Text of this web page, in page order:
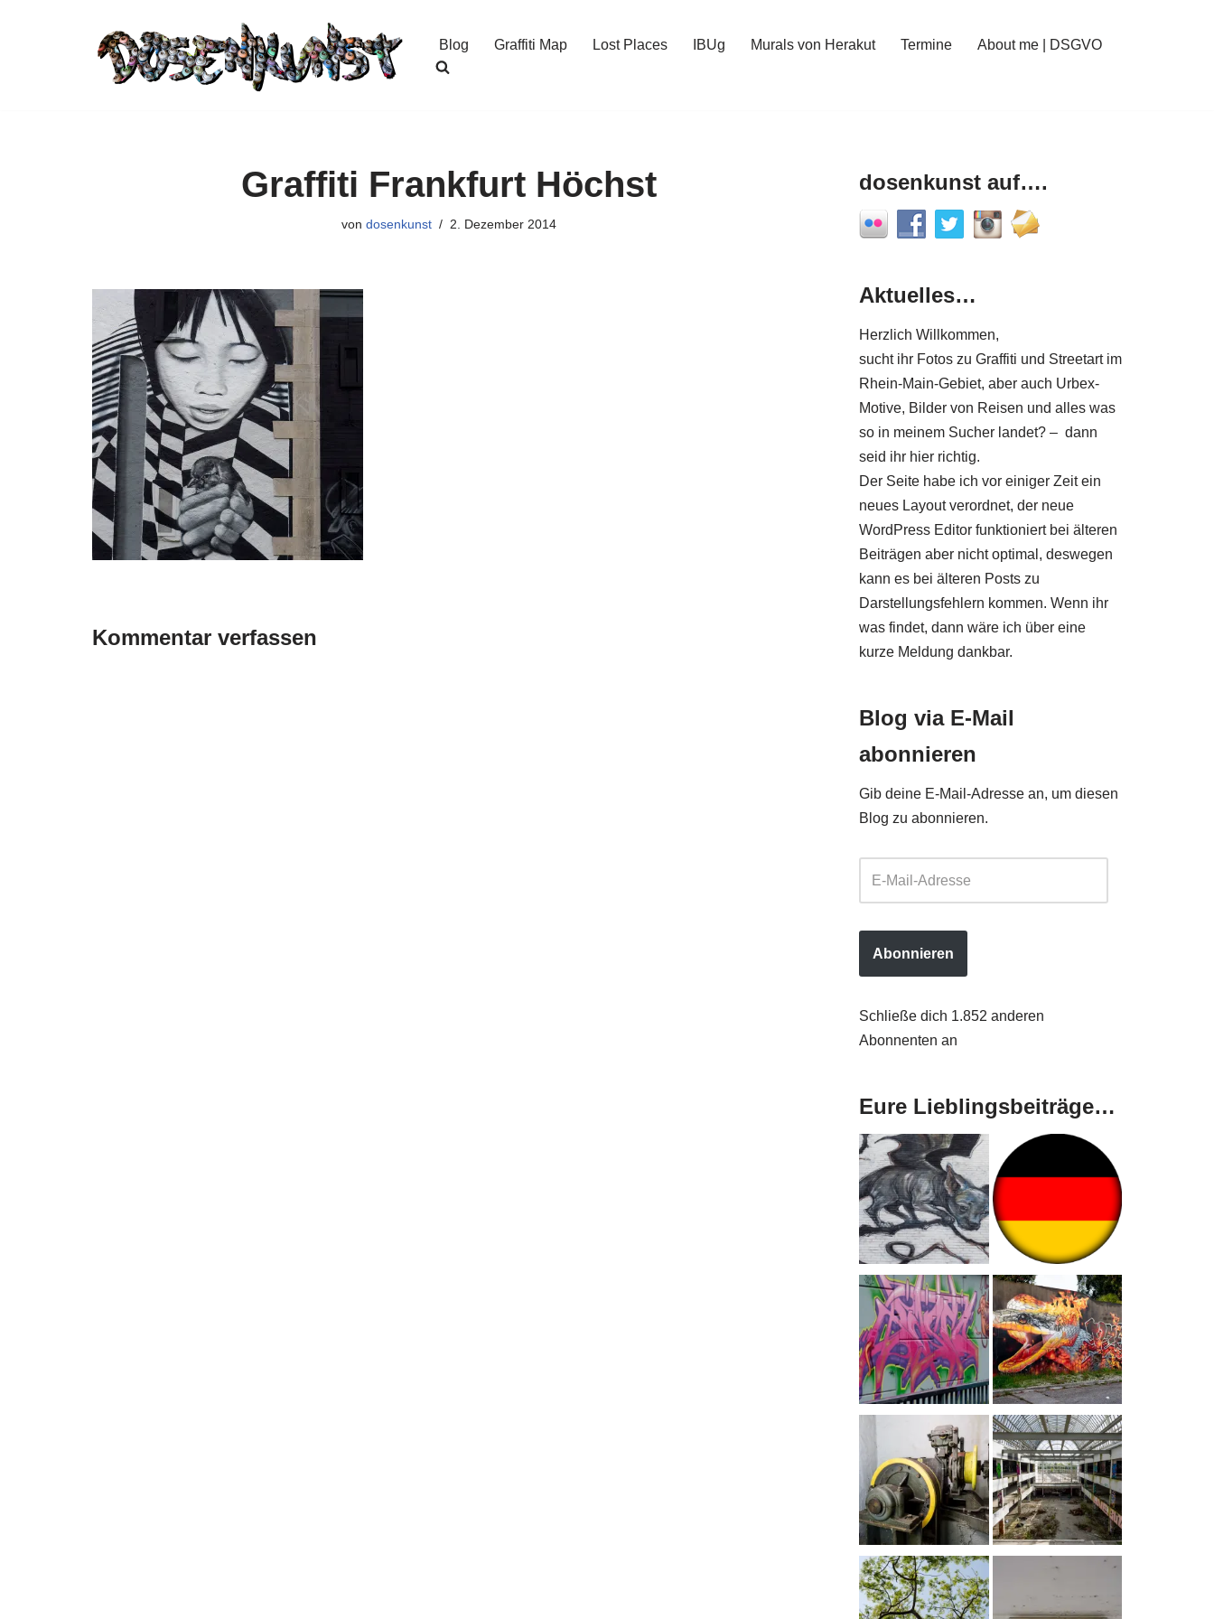
Blog Graffiti Map Lost Places IBUg Murals von Herakut Termine About me | DSGVO
Graffiti Frankfurt Höchst
von dosenkunst 2. Dezember 2014
Kommentar verfassen
dosenkunst auf….
Aktuelles…
Herzlich Willkommen,
sucht ihr Fotos zu Graffiti und Streetart im
Rhein-Main-Gebiet, aber auch Urbex-
Motive, Bilder von Reisen und alles was
so in meinem Sucher landet? – dann
seid ihr hier richtig.
Der Seite habe ich vor einiger Zeit ein
neues Layout verordnet, der neue
WordPress Editor funktioniert bei älteren
Beiträgen aber nicht optimal, deswegen
kann es bei älteren Posts zu
Darstellungsfehlern kommen. Wenn ihr
was findet, dann wäre ich über eine
kurze Meldung dankbar.
Blog via E-Mail
abonnieren
Gib deine E-Mail-Adresse an, um diesen
Blog zu abonnieren.
Abonnieren
Schließe dich 1.852 anderen
Abonnenten an
Eure Lieblingsbeiträge…